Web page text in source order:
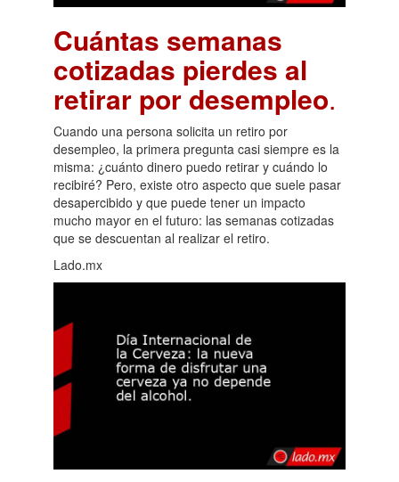
Cuántas semanas
cotizadas pierdes al
retirar por desempleo.
Cuando una persona solicita un retiro por
desempleo, la primera pregunta casi siempre es la
misma: ¿cuánto dinero puedo retirar y cuándo lo
recibiré? Pero, existe otro aspecto que suele pasar
desapercibido y que puede tener un impacto
mucho mayor en el futuro: las semanas cotizadas
que se descuentan al realizar el retiro.
Lado.mx